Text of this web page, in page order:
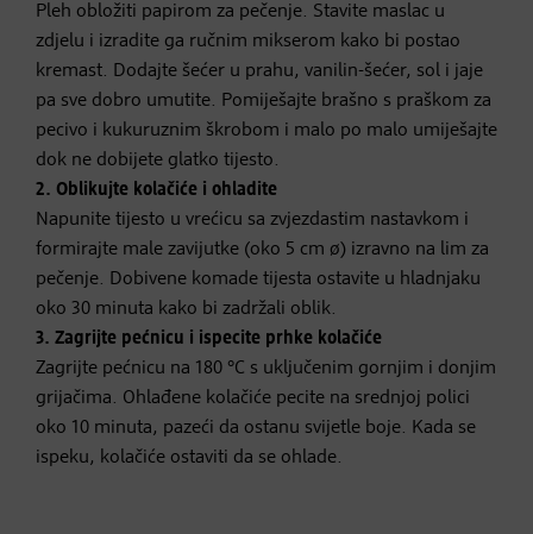
Pleh obložiti papirom za pečenje. Stavite maslac u
zdjelu i izradite ga ručnim mikserom kako bi postao
kremast. Dodajte šećer u prahu, vanilin-šećer, sol i jaje
pa sve dobro umutite. Pomiješajte brašno s praškom za
pecivo i kukuruznim škrobom i malo po malo umiješajte
dok ne dobijete glatko tijesto.
2. Oblikujte kolačiće i ohladite
Napunite tijesto u vrećicu sa zvjezdastim nastavkom i
formirajte male zavijutke (oko 5 cm ø) izravno na lim za
pečenje. Dobivene komade tijesta ostavite u hladnjaku
oko 30 minuta kako bi zadržali oblik.
3. Zagrijte pećnicu i ispecite prhke kolačiće
Zagrijte pećnicu na 180 °C s uključenim gornjim i donjim
grijačima. Ohlađene kolačiće pecite na srednjoj polici
oko 10 minuta, pazeći da ostanu svijetle boje. Kada se
ispeku, kolačiće ostaviti da se ohlade.